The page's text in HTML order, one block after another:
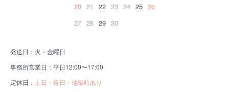
20 21 22 23 24 25 26
27 28 29 30
発送日：火・金曜日
事務所営業日：平日12:00〜17:00
定休日： 土日・祝日・他臨時あり